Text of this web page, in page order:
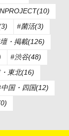
#菌活(3)
・掲載(126)
#渋谷(48)
東北(16)
国・四国(12)